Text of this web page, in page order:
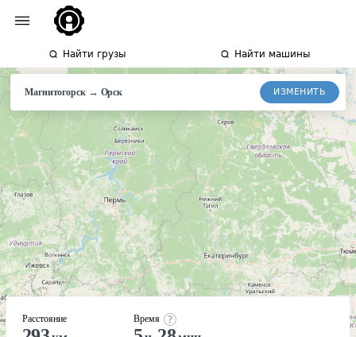
Найти грузы Найти машины
Магнитогорск→ Орск ИЗМЕНИТЬ
Расстояние Время